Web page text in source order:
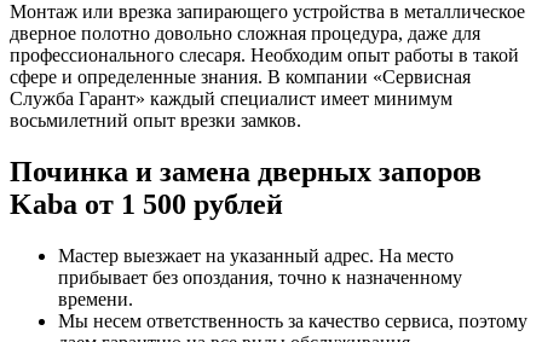
Монтаж или врезка запирающего устройства в металлическое
дверное полотно довольно сложная процедура, даже для
профессионального слесаря. Необходим опыт работы в такой
сфере и определенные знания. В компании «Сервисная
Служба Гарант» каждый специалист имеет минимум
восьмилетний опыт врезки замков.
Починка и замена дверных запоров
Kaba от 1 500 рублей
Мастер выезжает на указанный адрес. На место
прибывает без опоздания, точно к назначенному
времени.
Мы несем ответственность за качество сервиса, поэтому